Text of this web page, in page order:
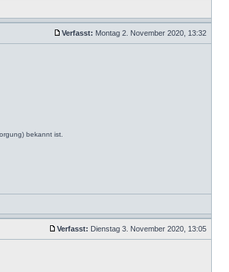
Verfasst: Montag 2. November 2020, 13:32
bekannt ist.
Verfasst: Dienstag 3. November 2020, 13:05